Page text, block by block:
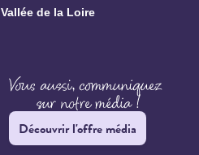
Vallée de la Loire
Découvrir l'offre média